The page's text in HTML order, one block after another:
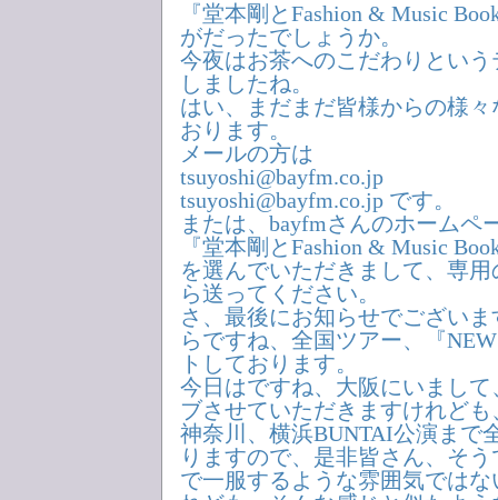
『堂本剛とFashion & Music
がだったでしょうか。
今夜はお茶へのこだわりとい
しましたね。
はい、まだまだ皆様からの様
おります。
メールの方は
tsuyoshi@bayfm.co.jp
tsuyoshi@bayfm.co.jp です。
または、bayfmさんのホームペ
『堂本剛とFashion & Music
を選んでいただきまして、専
ら送ってください。
さ、最後にお知らせでござい
らですね、全国ツアー、『
トしております。
今日はですね、大阪にいまし
ブさせていただきますけれども
神奈川、横浜BUNTAI公演まで
りますので、是非皆さん、そ
で一服するような雰囲気では